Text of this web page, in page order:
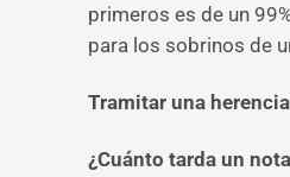
primeros es de un
para los sobrinos de
Tramitar una herencia
¿Cuánto tarda un